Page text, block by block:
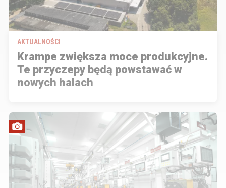
AKTUALNOŚCI
Krampe zwiększa moce produkcyjne.
Te przyczepy będą powstawać w
nowych halach